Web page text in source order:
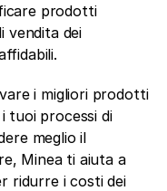
prodotti
vendita dei
i migliori prodotti
tuoi processi di
meglio il
Minea ti aiuta a
ridurre i costi dei